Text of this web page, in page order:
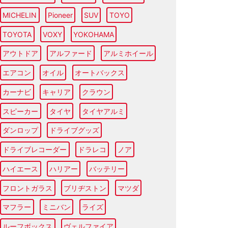
MICHELIN Pioneer SUV TOYO
TOYOTA VOXY YOKOHAMA
アウトドア アルファード アルミホイール
エアコン オイル オートバックス
カーナビ キャリア クラウン
スピーカー タイヤ タイヤアルミ
ダンロップ ドライブグッズ
ドライブレコーダー ドラレコ ノア
ハイエース ハリアー バッテリー
フロントガラス ブリヂストン マツダ
マフラー ミニバン ライズ
ルーフボックス ヴェルファイア